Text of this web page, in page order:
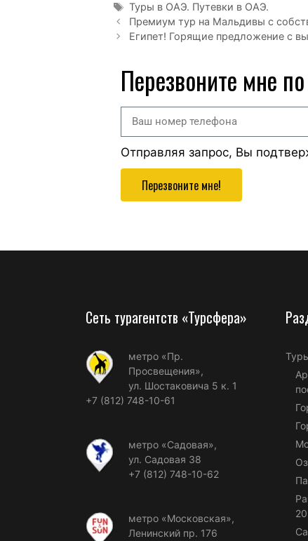
Туры в ОАЭ. Путевки в ОАЭ.
Премиум тур на Мальдивы с
Египет! Горящие предложение с
Перезвоните мне
Отправляя запрос, Вы
Перезвоните мне!
Сеть турагентств «Турсфера»
метро «Пр.
Просвещения»,
ул. Шостаковича 5 к. 1
+7 (812) 748-10-61
метро «Садовая»,
ул. Садовая 38
+7 (812) 748-10-62
метро «Московская»,
Ленинский пр. 176